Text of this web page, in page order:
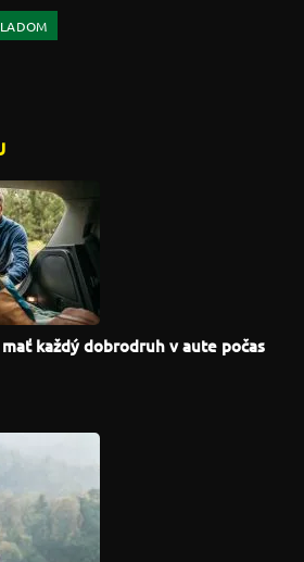
každý dobrodruh v aute počas